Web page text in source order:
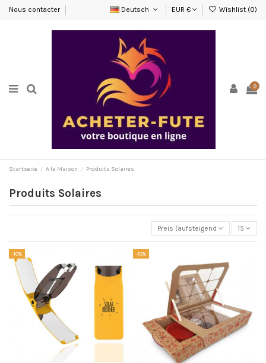
Nous contacter Deutsch EUR € Wishlist (0)
0
Startseite A la Maison Produits Solaires
Produits Solaires
Preis (aufsteigend) 15
-10% -10%